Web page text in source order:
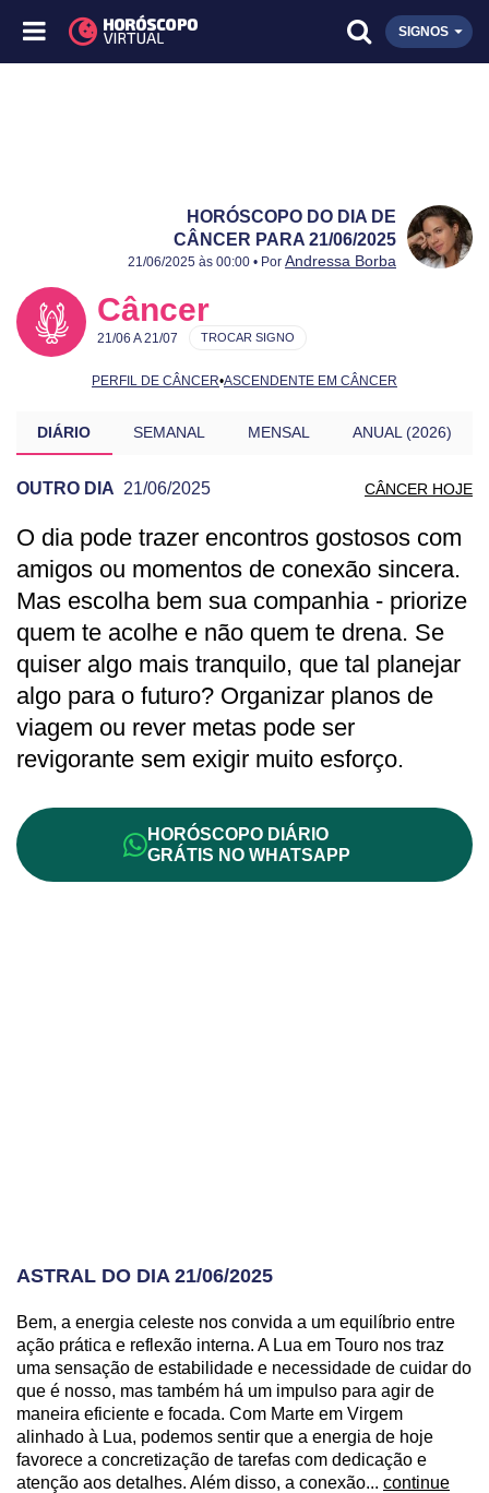
SIGNOS
HORÓSCOPO DO DIA DE
CÂNCER PARA 21/06/2025
Publicado:
21/06/2025
Atualizado:
21/06/2025
21/06/2025 às 00:00 • Por Andressa Borba
Câncer
21/06 A 21/07
PERFIL DE CÂNCER•ASCENDENTE EM CÂNCER
TROCAR SIGNO
DIÁRIO SEMANAL MENSAL ANUAL (2026)
OUTRO DIA 21/06/2025 CÂNCER HOJE
PREVISÃO DE CÂNCER PARA OUTRO
O dia pode trazer encontros gostosos com
amigos ou momentos de conexão sincera.
Mas escolha bem sua companhia - priorize
quem te acolhe e não quem te drena. Se
quiser algo mais tranquilo, que tal planejar
algo para o futuro? Organizar planos de
viagem ou rever metas pode ser
revigorante sem exigir muito esforço.
HORÓSCOPO DIÁRIO
GRÁTIS NO WHATSAPP
ASTRAL DO DIA 21/06/2025
Bem, a energia celeste nos convida a um equilíbrio entre
ação prática e reflexão interna. A Lua em Touro nos traz
uma sensação de estabilidade e necessidade de cuidar do
que é nosso, mas também há um impulso para agir de
maneira eficiente e focada. Com Marte em Virgem
alinhado à Lua, podemos sentir que a energia de hoje
favorece a concretização de tarefas com dedicação e
atenção aos detalhes. Além disso, a conexão... continue